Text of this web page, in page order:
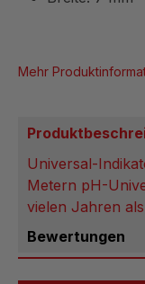
Mehr
Universal-
Metern pH-
vielen Jahren
Bewertungen